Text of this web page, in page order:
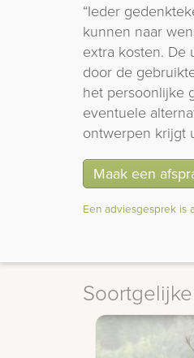
“Ieder
kunnen naar
extra kosten. De
door de
het persoonlijke
eventuele
ontwerpen krijgt
Maak een
Een adviesgesprek